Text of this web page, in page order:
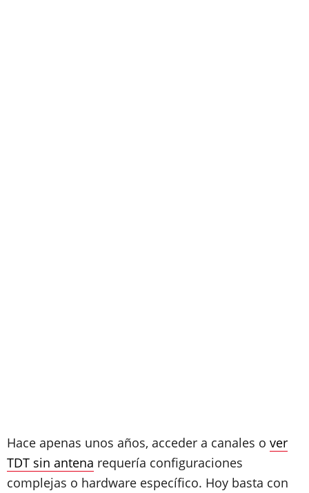
Hace apenas unos años, acceder a canales o ver
TDT sin antena requería configuraciones
complejas o hardware específico. Hoy basta con